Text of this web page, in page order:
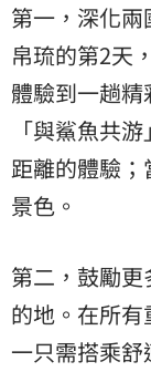
第一，深化
帛琉的第2天
體驗到一趟
「與鯊魚共
距離的體驗
景色。
第二，鼓勵
的地。在所
一只需搭乘